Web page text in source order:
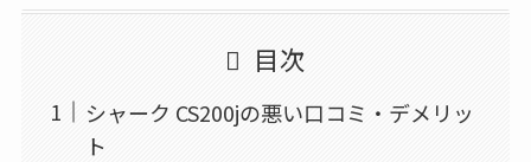
目次
シャーク CS200jの悪い口コミ・デメリッ
ト